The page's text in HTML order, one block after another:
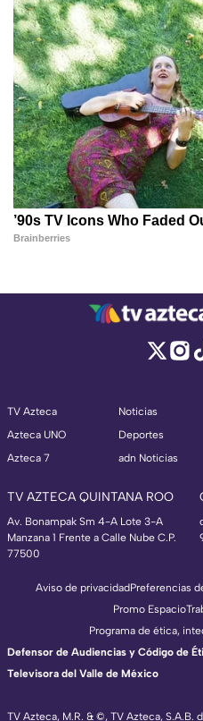
TV Azteca
Azteca UNO
Azteca 7
Noticias
Deportes
adn Noticias
TV AZTECA QUINTANA ROO
Av. Bonampak Sm 4-A Lote 3-A
Manzana 1 Frente a Calle Nube C.P.
77500
TV Azteca, M.R. & ©, TV Azteca, S.A.B.
Aviso de privacidadPreferencias
Promo Espacio
Programa de ética,
Defensor de Audiencias y Código de
Televisora del Valle de México